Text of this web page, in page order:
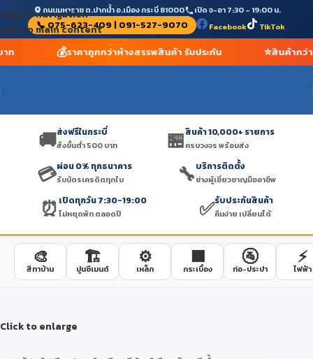
Skip to navigation
Skip to main content
ถนนมหาราช ต.ปากน้ำ อ.เมือง กระบี่ 81000 เปิด จ-อา 7:30 – 19:00 น.
📞 075-623-409 | 091-527-9070 Facebook TikTok
ท 💰ราคาถูกกว่าห้างสรรพสินค้า รับประกัน ⭐สินค้ากว่า
🚚ส่งฟรีในกระบี่
สั่งขั้นต่ำ 500 บาท 🏪สินค้า 10,000+ รายการ
ครบวงจร พร้อมส่ง
💳ผ่อน 0% ทุกธนาคาร
รับบัตรเครดิตทุกใบ 🔧บริการติดตั้ง
ช่างผู้เชี่ยวชาญมืออาชีพ
⏰ เปิดทุกวัน 7:30-19:00
ไม่หยุดพัก ตลอดปี ✅รับประกันสินค้า
คืนง่าย เปลี่ยนได้
🎨
สีทาบ้าน
🏗️
ปูนซีเมนต์
⚙️
เหล็ก
🟫
กระเบื้อง
🚰
ท่อ-ประปา
⚡
ไฟฟ้า
Click to enlarge